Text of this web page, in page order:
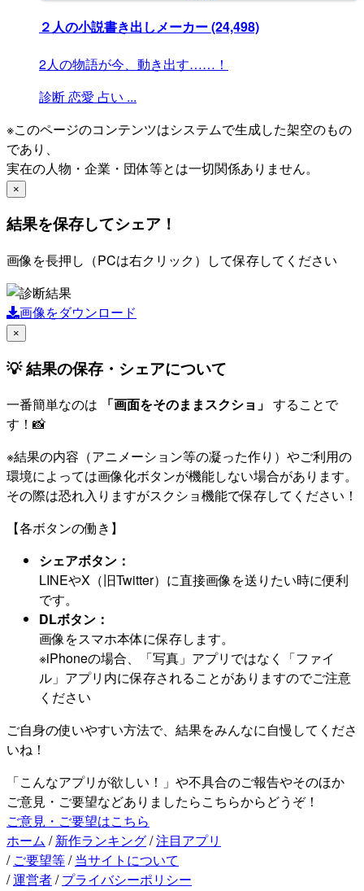
２人の小説書き出しメーカー(24,498)
2人の物語が今、動き出す……！
診断恋愛 占い ...
※このページのコンテンツはシステムで生成した架空のもの
であり、
実在の人物・企業・団体等とは一切関係ありません。
×
結果を保存してシェア！
画像を長押し（PCは右クリック）して保存してください
画像をダウンロード
×
💡 結果の保存・シェアについて
一番簡単なのは 「画面をそのままスクショ」 することで
す！📸
※結果の内容（アニメーション等の凝った作り）やご利用の
環境によっては画像化ボタンが機能しない場合があります。
その際は恐れ入りますがスクショ機能で保存してください！
【各ボタンの働き】
シェアボタン：
LINEやX（旧Twitter）に直接画像を送りたい時に便利
です。
DLボタン：
画像をスマホ本体に保存します。
※iPhoneの場合、「写真」アプリではなく「ファイ
ル」アプリ内に保存されることがありますのでご注意
ください
ご自身の使いやすい方法で、結果をみんなに自慢してくださ
いね！
「こんなアプリが欲しい！」や不具合のご報告やそのほか
ご意見・ご要望などありましたらこちらからどうぞ！
ご意見・ご要望はこちら
ホーム / 新作ランキング/注目アプリ
/ ご要望等/ 当サイトについて
/運営者/ プライバシーポリシー